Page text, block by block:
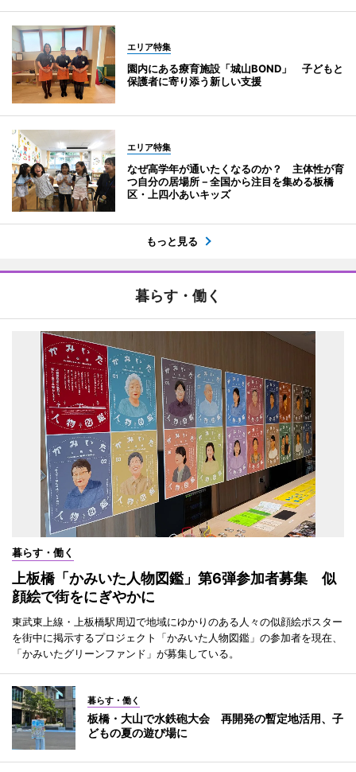
エリア特集
園内にある療育施設「城山BOND」 子どもと
保護者に寄り添う新しい支援
エリア特集
なぜ高学年が通いたくなるのか？ 主体性が育
つ自分の居場所－全国から注目を集める板橋
区・上四小あいキッズ
もっと見る
暮らす・働く
暮らす・働く
上板橋「かみいた人物図鑑」第6弾参加者募集 似
顔絵で街をにぎやかに
東武東上線・上板橋駅周辺で地域にゆかりのある人々の似顔絵ポスター
を街中に掲示するプロジェクト「かみいた人物図鑑」の参加者を現在、
「かみいたグリーンファンド」が募集している。
暮らす・働く
板橋・大山で水鉄砲大会 再開発の暫定地活用、子
どもの夏の遊び場に